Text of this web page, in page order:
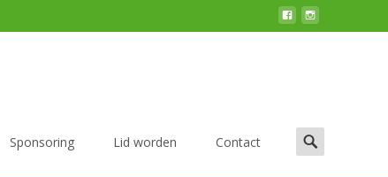
Sponsoring Lid worden Contact
Zoek
naar: